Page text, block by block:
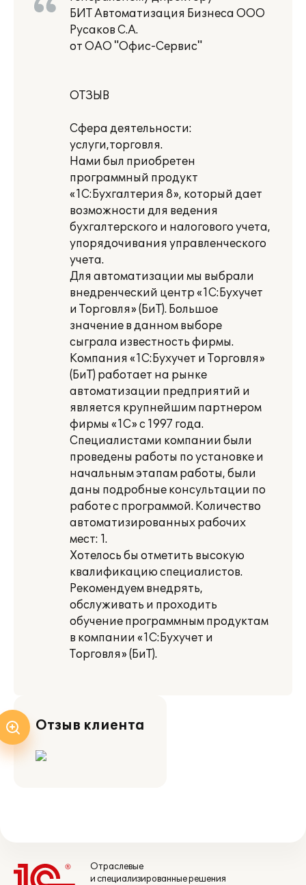
БИТ Автоматизация Бизнеса ООО
Русаков С.А.
от ОАО "Офис-Сервис"
ОТЗЫВ
Сфера деятельности:
услуги,торговля.
Нами был приобретен
программный продукт
«1С:Бухгалтерия 8», который дает
возможности для ведения
бухгалтерского и налогового учета,
упорядочивания управленческого
учета.
Для автоматизации мы выбрали
внедренческий центр «1С:Бухучет
и Торговля» (БиТ). Большое
значение в данном выборе
сыграла известность фирмы.
Компания «1С:Бухучет и Торговля»
(БиТ) работает на рынке
автоматизации предприятий и
является крупнейшим партнером
фирмы «1С» с 1997 года.
Специалистами компании были
проведены работы по установке и
начальным этапам работы, были
даны подробные консультации по
работе с программой. Количество
автоматизированных рабочих
мест: 1.
Хотелось бы отметить высокую
квалификацию специалистов.
Рекомендуем внедрять,
обслуживать и проходить
обучение программным продуктам
в компании «1С:Бухучет и
Торговля» (БиТ).
Отзыв клиента
Отраслевые
и специализированные решения